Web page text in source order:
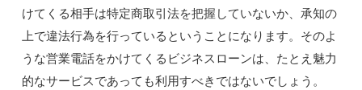
けてくる相手は特定商取引法を把握していないか、承知の
上で違法行為を行っているということになります。そのよ
うな営業電話をかけてくるビジネスローンは、たとえ魅力
的なサービスであっても利用すべきではないでしょう。